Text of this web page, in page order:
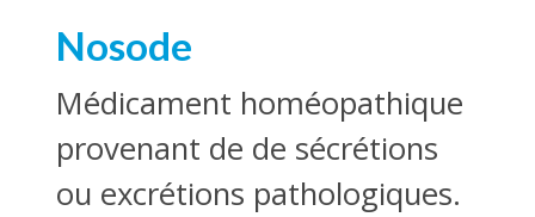
Nosode
Médicament homéopathique
provenant de de sécrétions
ou excrétions pathologiques.